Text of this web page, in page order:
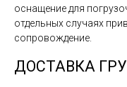
оснащение для
отдельных случаях
сопровождение.
ДОСТАВКА